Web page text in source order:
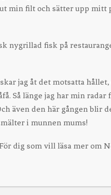
min filt och sätter upp mitt
nygrillad fisk på
jag åt det motsatta
Så länge jag har min
även den här gången blir
i munnen mums!
dig som vill läsa mer om